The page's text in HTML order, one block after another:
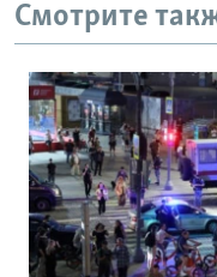
Смотрите